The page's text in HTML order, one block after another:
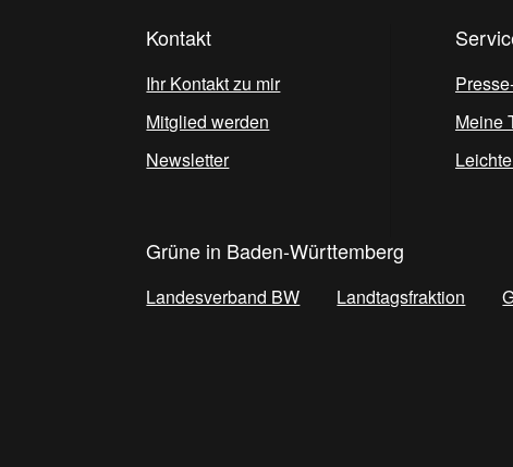
Kontakt
Ihr Kontakt zu mir
Mitglied werden
Newsletter
Meine
Grüne in Baden-Württemberg
Landesverband BW Landtagsfraktion